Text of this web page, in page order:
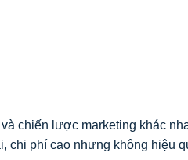
chiến lược marketing khác
chi phí cao nhưng không hiệu